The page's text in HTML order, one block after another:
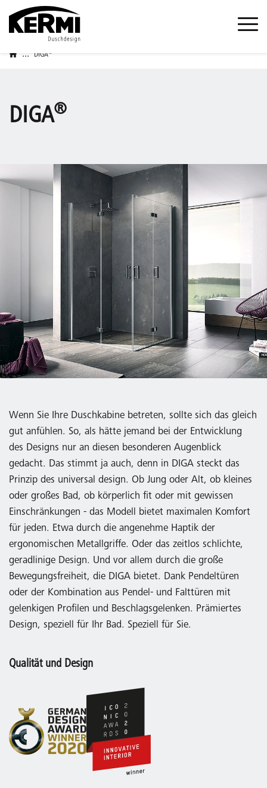
... DIGA®
DIGA®
Wenn Sie Ihre Duschkabine betreten, sollte sich das gleich
gut anfühlen. So, als hätte jemand bei der Entwicklung
des Designs nur an diesen besonderen Augenblick
gedacht. Das stimmt ja auch, denn in DIGA steckt das
Prinzip des universal design. Ob Jung oder Alt, ob kleines
oder großes Bad, ob körperlich fit oder mit gewissen
Einschränkungen - das Modell bietet maximalen Komfort
für jeden. Etwa durch die angenehme Haptik der
ergonomischen Metallgriffe. Oder das zeitlos schlichte,
geradlinige Design. Und vor allem durch die große
Bewegungsfreiheit, die DIGA bietet. Dank Pendeltüren
oder der Kombination aus Pendel- und Falttüren mit
gelenkigen Profilen und Beschlagsgelenken. Prämiertes
Design, speziell für Ihr Bad. Speziell für Sie.
Qualität und Design